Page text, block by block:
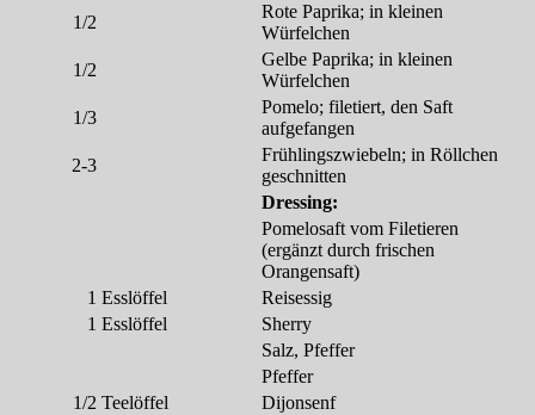
1/2
Rote Paprika; in kleinen
Würfelchen
1/2
Gelbe Paprika; in kleinen
Würfelchen
1/3
Pomelo; filetiert, den Saft
aufgefangen
2-3
Frühlingszwiebeln; in Röllchen
geschnitten
Dressing:
Pomelosaft vom Filetieren
(ergänzt durch frischen
Orangensaft)
1 Esslöffel
Reisessig
1 Esslöffel
Sherry
Salz, Pfeffer
Pfeffer
1/2 Teelöffel
Dijonsenf